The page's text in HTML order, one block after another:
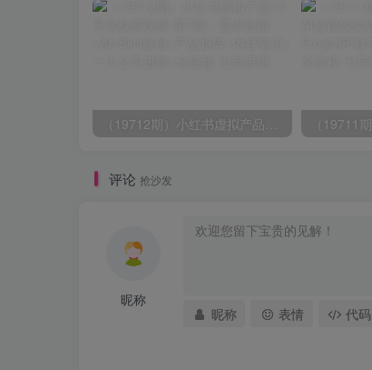
评论 抢沙发
昵称
昵称 表情 代码